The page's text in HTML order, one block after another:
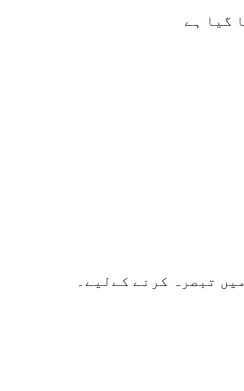
گیا ہے
تبصرہ کرنے کےلیے۔